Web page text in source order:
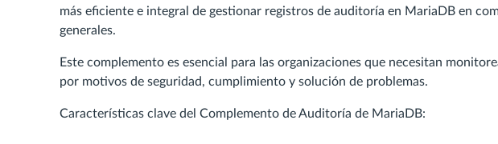
más eficiente e integral de gestionar registros de auditoría en MariaDB en
generales.
Este complemento es esencial para las organizaciones que necesitan
por motivos de seguridad, cumplimiento y solución de problemas.
Características clave del Complemento de Auditoría de MariaDB: